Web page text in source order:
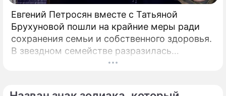
Евгений Петросян вместе с Татьяной
Брухуновой пошли на крайние меры ради
сохранения семьи и собственного здоровья.
В звездном семействе разразилась
настоящая тихая драма, которая вынудила